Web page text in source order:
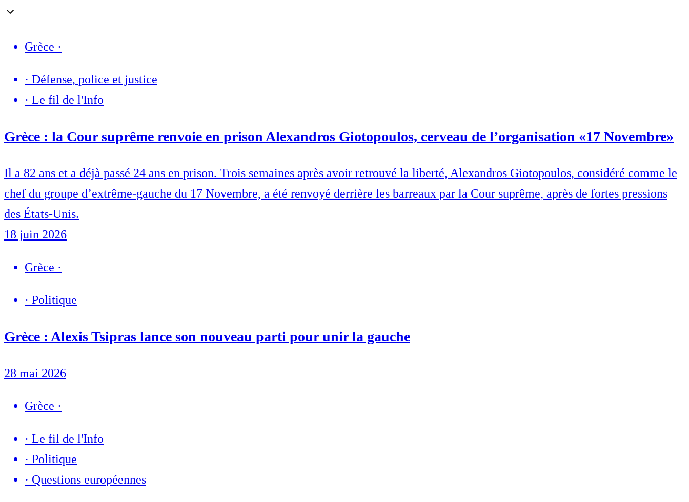
Grèce ·
· Défense, police et justice
· Le fil de l'Info
Grèce : la Cour suprême renvoie en prison Alexandros Giotopoulos, cerveau de l’organisation «17 Novembre»
Il a 82 ans et a déjà passé 24 ans en prison. Trois semaines après avoir retrouvé la liberté, Alexandros Giotopoulos, considéré comme le
chef du groupe d’extrême-gauche du 17 Novembre, a été renvoyé derrière les barreaux par la Cour suprême, après de fortes pressions
des États-Unis.
18 juin 2026
Grèce ·
· Politique
Grèce : Alexis Tsipras lance son nouveau parti pour unir la gauche
28 mai 2026
Grèce ·
· Le fil de l'Info
· Politique
· Questions européennes